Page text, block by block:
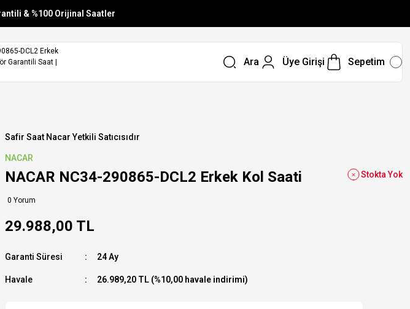
& %100 Orijinal Saatler
6 Taksit
Gönderim Ara Üye Girişi Sepetim
Safir Saat Nacar Yetkili Satıcısıdır
NACAR
NACAR NC34-290865-DCL2 Erkek Kol Saati
0 Yorum
Stokta Yok
29.988,00 TL
Garanti Süresi 24 Ay
Havale 26.989,20 TL (%10,00 havale indirimi)